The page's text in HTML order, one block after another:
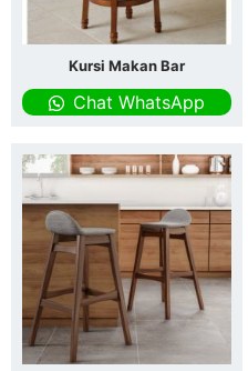
Kursi Makan Bar
Chat WhatsApp